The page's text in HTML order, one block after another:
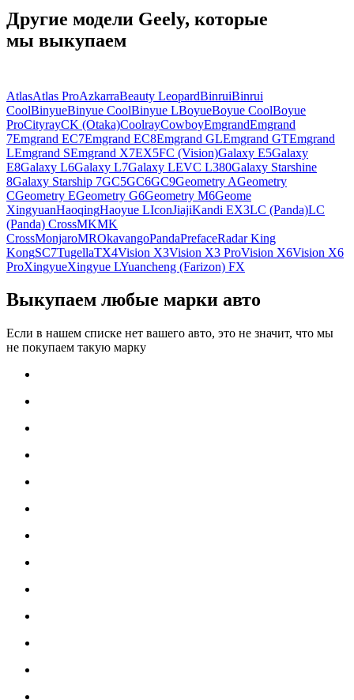
Другие модели Geely, которые
мы выкупаем
AtlasAtlas ProAzkarraBeauty LeopardBinruiBinrui
CoolBinyueBinyue CoolBinyue LBoyueBoyue CoolBoyue
ProCityrayCK (Otaka)CoolrayCowboyEmgrandEmgrand
7Emgrand EC7Emgrand EC8Emgrand GLEmgrand GTEmgrand
LEmgrand SEmgrand X7EX5FC (Vision)Galaxy E5Galaxy
E8Galaxy L6Galaxy L7Galaxy LEVC L380Galaxy Starshine
8Galaxy Starship 7GC5GC6GC9Geometry AGeometry
CGeometry EGeometry G6Geometry M6Geome
XingyuanHaoqingHaoyue LIconJiajiKandi EX3LC (Panda)LC
(Panda) CrossMKMK
CrossMonjaroMROkavangoPandaPrefaceRadar King
KongSC7TugellaTX4Vision X3Vision X3 ProVision X6Vision X6
ProXingyueXingyue LYuancheng (Farizon) FX
Выкупаем любые марки авто
Если в нашем списке нет вашего авто, это не значит, что мы
не покупаем такую марку